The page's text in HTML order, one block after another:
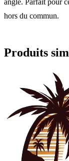
angle. Parfait pour
hors du commun.
Produits